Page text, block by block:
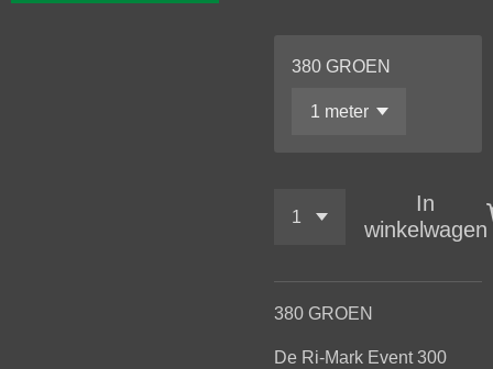
380 GROEN
In
winkelwagen
380 GROEN
De Ri-Mark Event 300